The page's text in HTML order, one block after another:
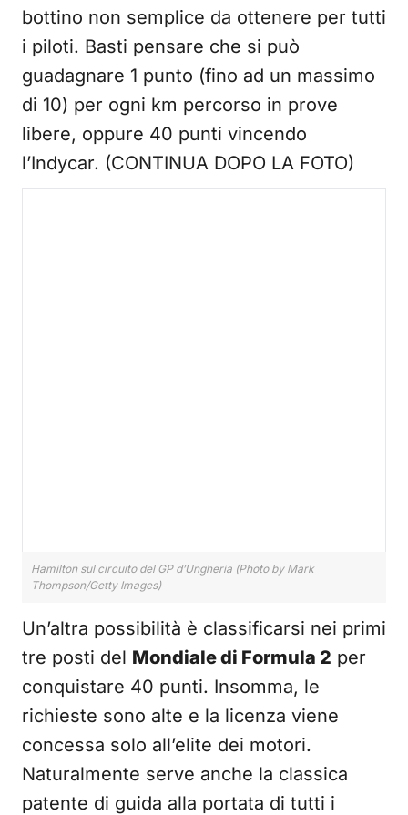
bottino non semplice da ottenere per tutti
i piloti. Basti pensare che si può
guadagnare 1 punto (fino ad un massimo
di 10) per ogni km percorso in prove
libere, oppure 40 punti vincendo
l’Indycar. (CONTINUA DOPO LA FOTO)
Hamilton sul circuito del GP d’Ungheria (Photo by Mark
Thompson/Getty Images)
Un’altra possibilità è classificarsi nei primi
tre posti del Mondiale di Formula 2 per
conquistare 40 punti. Insomma, le
richieste sono alte e la licenza viene
concessa solo all’elite dei motori.
Naturalmente serve anche la classica
patente di guida alla portata di tutti i